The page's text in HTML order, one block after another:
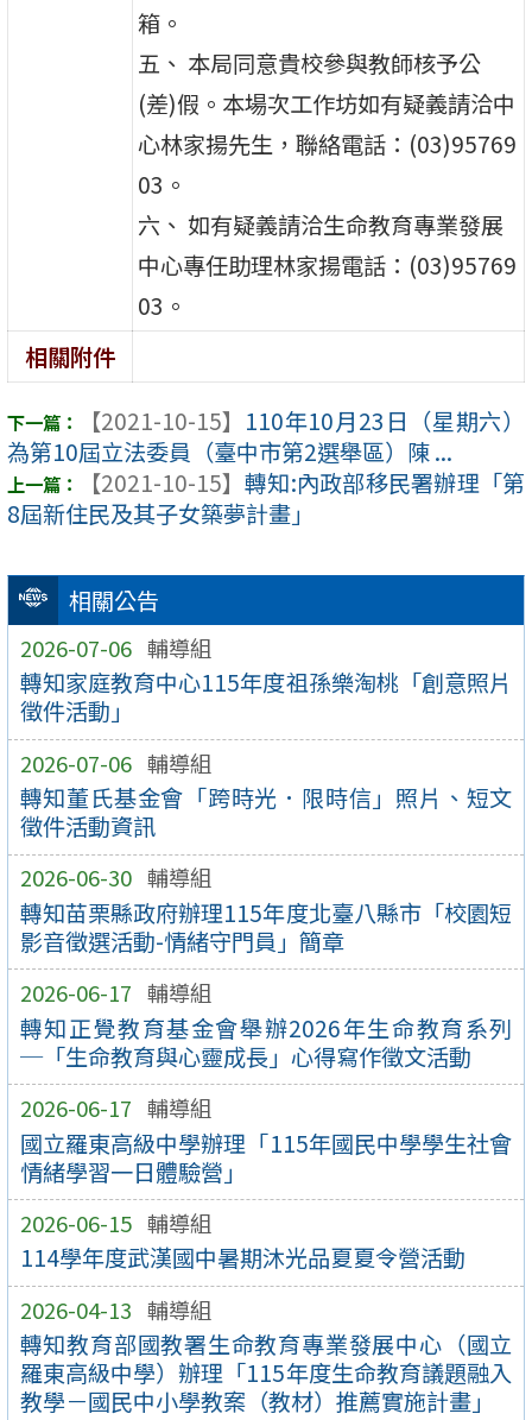
相關公告
2026-07-06 輔導組
轉知家庭教育中心115年度祖孫樂淘桃「創意照片
徵件活動」
2026-07-06 輔導組
轉知董氏基金會「跨時光．限時信」照片、短文
徵件活動資訊
2026-06-30 輔導組
轉知苗栗縣政府辦理115年度北臺八縣市「校園短
影音徵選活動-情緒守門員」簡章
2026-06-17 輔導組
轉知正覺教育基金會舉辦2026年生命教育系列
─「生命教育與心靈成長」心得寫作徵文活動
2026-06-17 輔導組
國立羅東高級中學辦理「115年國民中學學生社會
情緒學習一日體驗營」
2026-06-15 輔導組
114學年度武漢國中暑期沐光品夏夏令營活動
2026-04-13 輔導組
轉知教育部國教署生命教育專業發展中心（國立
羅東高級中學）辦理「115年度生命教育議題融入
教學－國民中小學教案（教材）推薦實施計畫」
箱。
五、 本局同意貴校參與教師核予公
(差)假。本場次工作坊如有疑義請洽中
心林家揚先生，聯絡電話：(03)95769
03。
六、 如有疑義請洽生命教育專業發展
中心專任助理林家揚電話：(03)95769
03。
相關附件
【2021-10-15】 110年10月23日（星期六）
為第10屆立法委員（臺中市第2選舉區）陳 ...
【2021-10-15】 轉知:內政部移民署辦理「第
8屆新住民及其子女築夢計畫」